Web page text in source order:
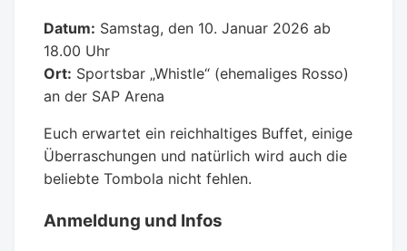
Datum: Samstag, den 10. Januar 2026 ab
18.00 Uhr
Ort: Sportsbar „Whistle“ (ehemaliges Rosso)
an der SAP Arena
Euch erwartet ein reichhaltiges Buffet, einige
Überraschungen und natürlich wird auch die
beliebte Tombola nicht fehlen.
Anmeldung und Infos